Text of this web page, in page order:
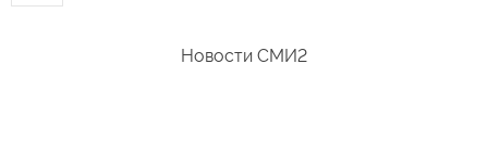
Новости СМИ2